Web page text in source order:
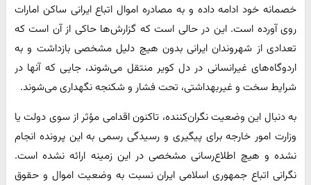
خصمانه خود ادامه داده و به مصادره اموال اتباع ایرانی ساکن امارات
روی آورده است. این در حالی است که گزارش‌ها حاکی از آن است که
تعدادی از شهروندان ایرانی بدون هیچ دلیل مشخصی بازداشت و به
اردوگاه‌های غیرانسانی در دل کویر منتقل می‌شوند، جایی که آنها در
شرایط سخت و غیربهداشتی، تحت فشار و شکنجه نگهداری می‌شوند.
به دنبال این وضعیت نگران‌کننده، تاکنون اقدامی مؤثر از سوی دولت یا
وزارت امور خارجه برای پیگیری و رسیدگی رسمی به این پرونده انجام
نشده و هیچ اطلاع‌رسانی مشخصی در این زمینه ارائه نشده است.
نگرانی اتباع جمهوری اسلامی ایران نسبت به وضعیت اموال و حقوق